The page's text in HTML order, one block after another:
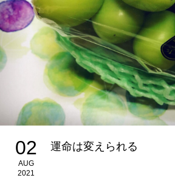
02
AUG
2021
運命は変えられる